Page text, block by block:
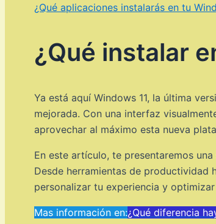
¿Qué aplicaciones instalarás en tu
¿Qué instalar
Ya está aquí Windows 11, la última
mejorada. Con una interfaz
aprovechar al máximo esta nueva
En este artículo, te presentaremos
Desde herramientas de productividad
personalizar tu experiencia y
Mas información en:¿Qué diferencia